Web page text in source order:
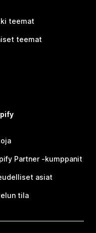
teemat
teemat
Partner ‑kumppanit
asiat
tila